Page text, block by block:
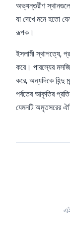
অভ্যন্তরীণ
যা দেখে মনে হতো
রূপক।
ইসলামী স্থাপত্যে,
করে। পারস্যের
করে, অন্যদিকে হিন্দু
পর্বতের আকৃতির
যেমনটি অমৃতসরের